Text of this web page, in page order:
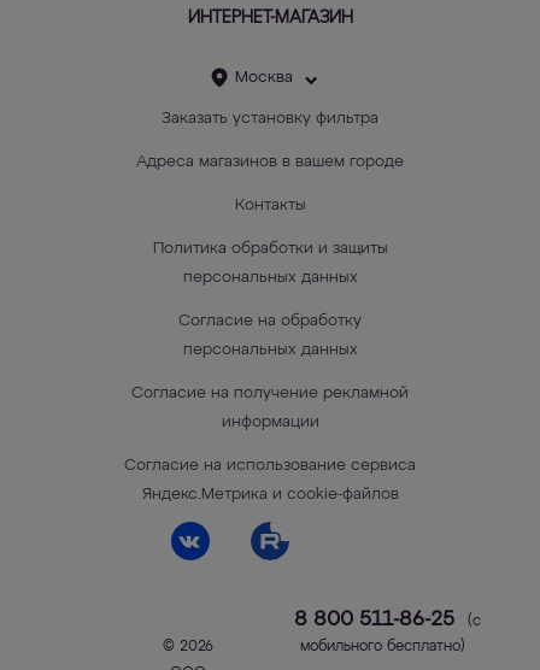
ИНТЕРНЕТ-МАГАЗИН
Москва
Заказать установку фильтра
Адреса магазинов в вашем городе
Контакты
Политика обработки и защиты
персональных данных
Согласие на обработку
персональных данных
Согласие на получение рекламной
информации
Согласие на использование сервиса
Яндекс.Метрика и cookie-файлов
© 2026
8 800 511-86-25
(с
мобильного бесплатно)